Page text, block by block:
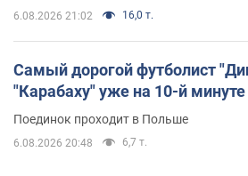
6.08.2026 21:02 16,0 т.
Самый дорогой футболист
"Карабаху" уже на 10-й
Поединок проходит в Польше
6.08.2026 20:48 6,7 т.